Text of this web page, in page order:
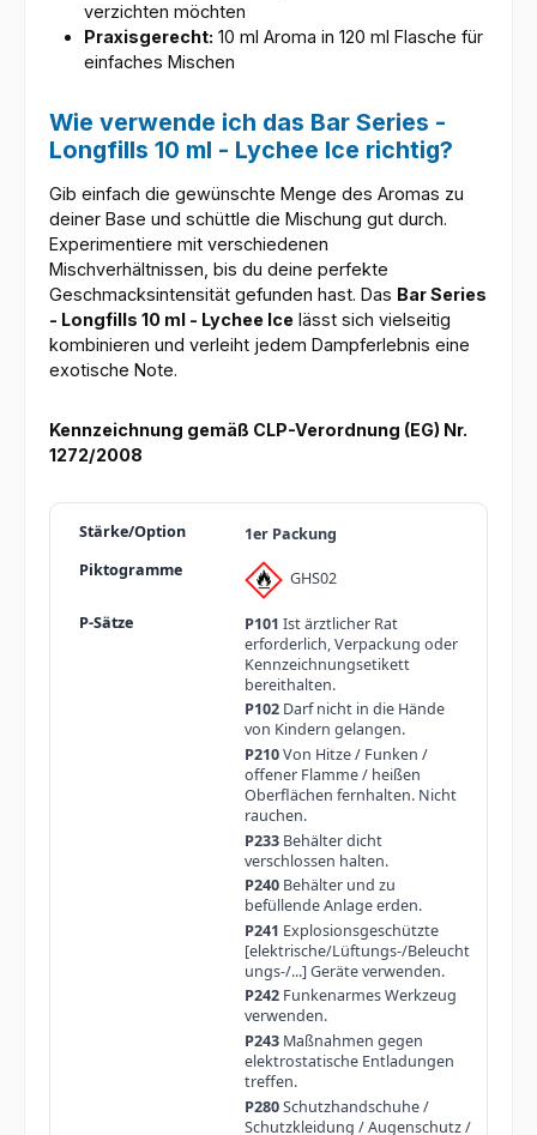
verzichten möchten
Praxisgerecht: 10 ml Aroma in 120 ml Flasche für
einfaches Mischen
Wie verwende ich das Bar Series -
Longfills 10 ml - Lychee Ice richtig?
Gib einfach die gewünschte Menge des Aromas zu
deiner Base und schüttle die Mischung gut durch.
Experimentiere mit verschiedenen
Mischverhältnissen, bis du deine perfekte
Geschmacksintensität gefunden hast. Das Bar Series
- Longfills 10 ml - Lychee Ice lässt sich vielseitig
kombinieren und verleiht jedem Dampferlebnis eine
exotische Note.
Kennzeichnung gemäß CLP-Verordnung (EG) Nr.
1272/2008
1er Packung
GHS02
P101 Ist ärztlicher Rat
erforderlich, Verpackung oder
Kennzeichnungsetikett
bereithalten.
P102Darf nicht in die Hände
von Kindern gelangen.
P210Von Hitze / Funken /
offener Flamme / heißen
Oberflächen fernhalten. Nicht
rauchen.
P233Behälter dicht
verschlossen halten.
P240Behälter und zu
befüllende Anlage erden.
P241 Explosionsgeschützte
[elektrische/Lüftungs-/Beleucht
ungs-/...] Geräte verwenden.
P242Funkenarmes Werkzeug
verwenden.
P243Maßnahmen gegen
elektrostatische Entladungen
treffen.
P280Schutzhandschuhe /
Schutzkleidung / Augenschutz /